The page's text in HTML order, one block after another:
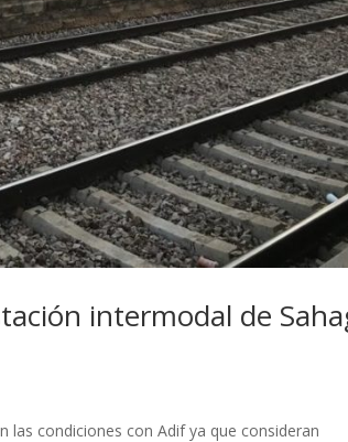
intermodal de
las condiciones con Adif ya que consideran